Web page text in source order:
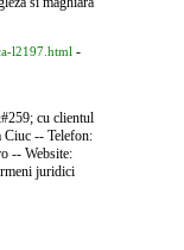
l2197.html-
cu clientul
Ciuc -- Telefon:
-- Website:
juridici